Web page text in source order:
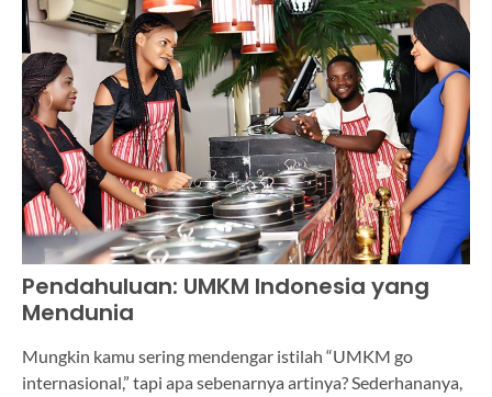
Pendahuluan: UMKM Indonesia yang
Mendunia
Mungkin kamu sering mendengar istilah “UMKM go
internasional,” tapi apa sebenarnya artinya? Sederhananya,